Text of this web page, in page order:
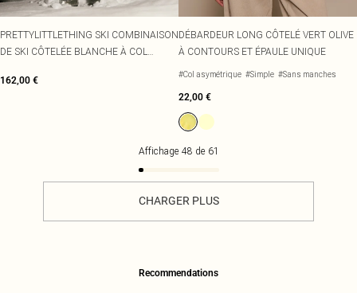
PRETTYLITTLETHING SKI COMBINAISON
DE SKI CÔTELÉE BLANCHE À COL
162,00 €
DÉBARDEUR LONG CÔTELÉ VERT OLIVE
À CONTOURS ET ÉPAULE UNIQUE
#Col asymétrique #Simple #Sans manches
22,00 €
Affichage 48 de 61
CHARGER PLUS
Recommendations